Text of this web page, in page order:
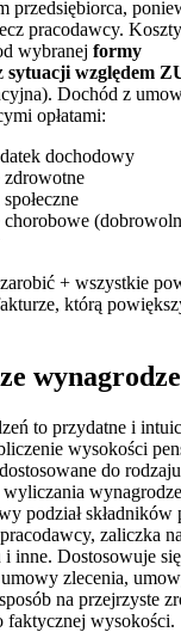
przedsiębiorca,
pracodawcy.
wybranej formy
sytuacji względem
Dochód z
opłatami:
dochodowy
zdrowotne
chorobowe
+ wszystkie
którą
to przydatne i
wysokości
do
podział
zaliczka
i inne. Dostosowuje
zlecenia,
na przejrzyste
faktycznej wysokości.